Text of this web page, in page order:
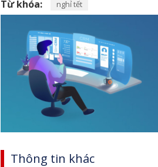
Từ khóa: nghỉ tết
Thông tin khác